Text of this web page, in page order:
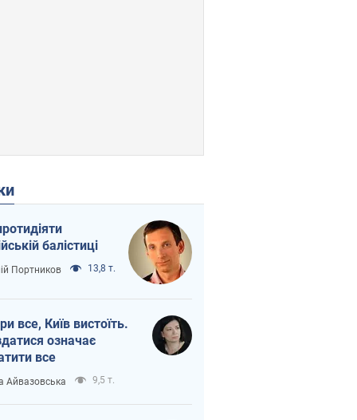
балістиці
Портников 13,8 т.
все, Київ вистоїть.
означає
все
Айвазовська 9,5 т.